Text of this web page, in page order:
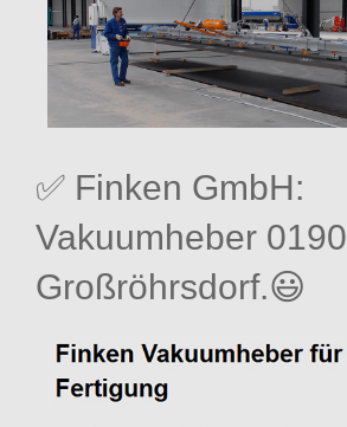
✅ Finken GmbH:
Vakuumheber
Großröhrsdorf.😃